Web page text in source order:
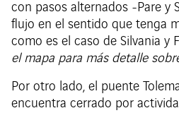
con pasos alternados -Pare y
flujo en el sentido que tenga
como es el caso de Silvania y
el mapa para más detalle
Por otro lado, el puente
encuentra cerrado por